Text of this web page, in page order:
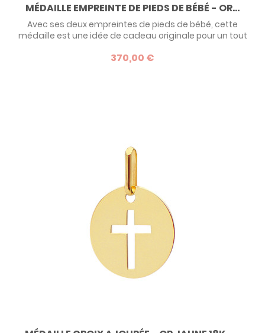
MÉDAILLE EMPREINTE DE PIEDS DE BÉBÉ - OR...
Avec ses deux empreintes de pieds de bébé, cette
médaille est une idée de cadeau originale pour un tout
l'accompagnement de son parrain et de sa marraine vers
370,00 €